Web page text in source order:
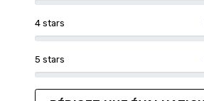
4 stars
5 stars